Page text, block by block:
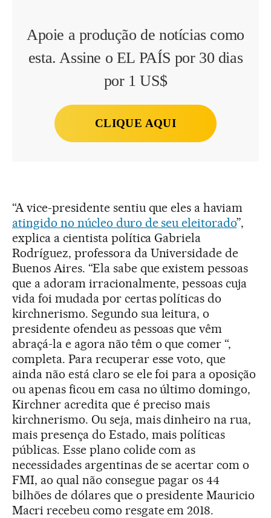
Apoie a produção de notícias como
esta. Assine o EL PAÍS por 30 dias
por 1 US$
CLIQUE AQUI
“A vice-presidente sentiu que eles a haviam
atingido no núcleo duro de seu eleitorado”,
explica a cientista política Gabriela
Rodríguez, professora da Universidade de
Buenos Aires. “Ela sabe que existem pessoas
que a adoram irracionalmente, pessoas cuja
vida foi mudada por certas políticas do
kirchnerismo. Segundo sua leitura, o
presidente ofendeu as pessoas que vêm
abraçá-la e agora não têm o que comer “,
completa. Para recuperar esse voto, que
ainda não está claro se ele foi para a oposição
ou apenas ficou em casa no último domingo,
Kirchner acredita que é preciso mais
kirchnerismo. Ou seja, mais dinheiro na rua,
mais presença do Estado, mais políticas
públicas. Esse plano colide com as
necessidades argentinas de se acertar com o
FMI, ao qual não consegue pagar os 44
bilhões de dólares que o presidente Mauricio
Macri recebeu como resgate em 2018.